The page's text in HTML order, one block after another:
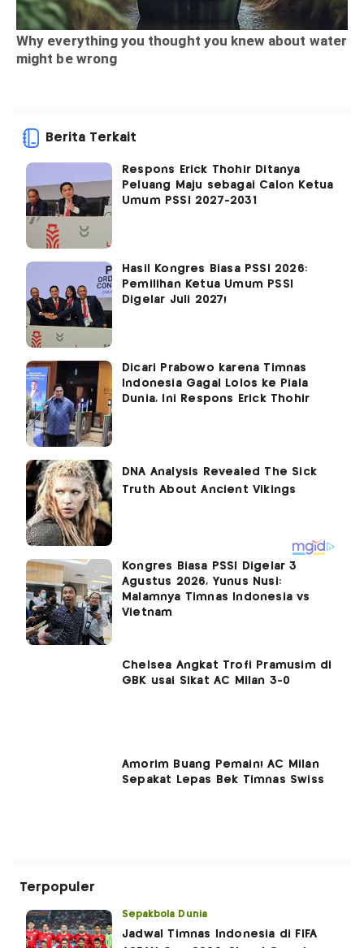
Berita Terkait
Respons Erick Thohir Ditanya
Peluang Maju sebagai Calon Ketua
Umum PSSI 2027-2031
Hasil Kongres Biasa PSSI 2026:
Pemilihan Ketua Umum PSSI
Digelar Juli 2027!
Dicari Prabowo karena Timnas
Indonesia Gagal Lolos ke Piala
Dunia, Ini Respons Erick Thohir
Kongres Biasa PSSI Digelar 3
Agustus 2026, Yunus Nusi:
Malamnya Timnas Indonesia vs
Vietnam
Chelsea Angkat Trofi Pramusim di
GBK usai Sikat AC Milan 3-0
Amorim Buang Pemain! AC Milan
Sepakat Lepas Bek Timnas Swiss
Terpopuler
Sepakbola Dunia
Jadwal Timnas Indonesia di FIFA